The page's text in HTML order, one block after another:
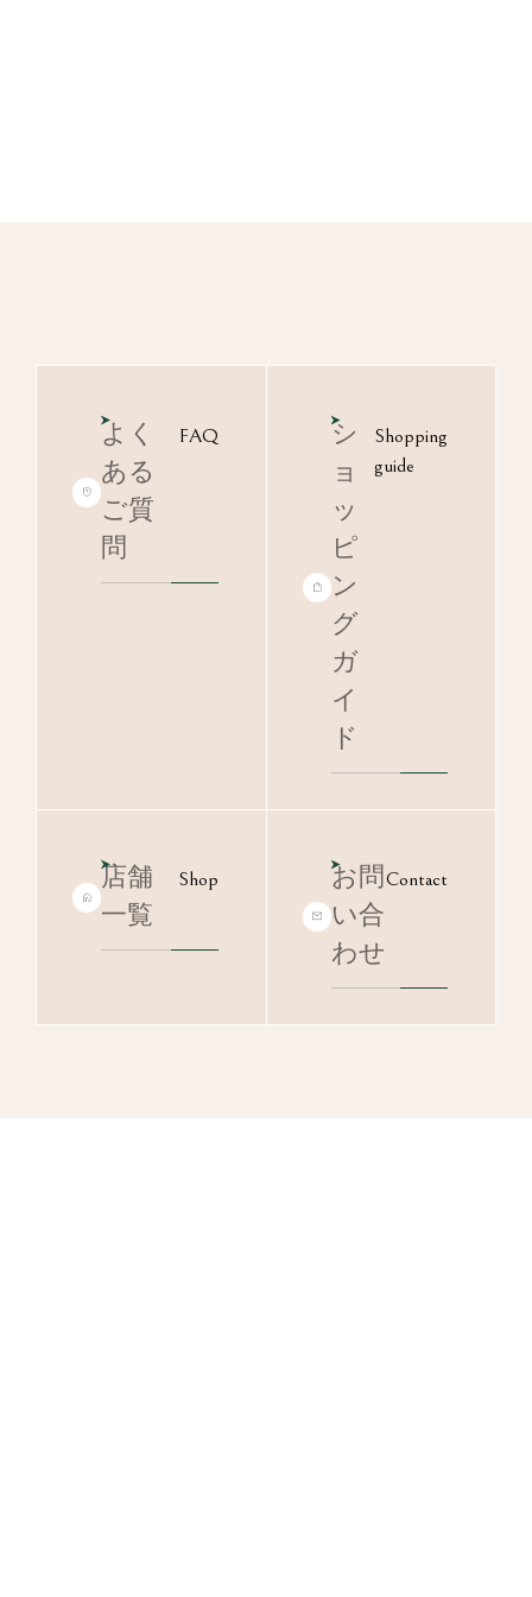
よく
ある
ご質
問
FAQ
シ
ョ
ッ
ピ
ン
グ
ガ
イ
ド
Shopping
guide
店舗
一覧
Shop
お問
い合
わせ
Contact